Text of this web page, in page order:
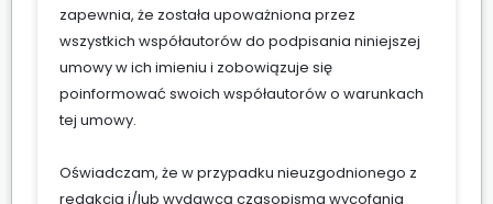
zapewnia, że została upoważniona przez
wszystkich współautorów do podpisania niniejszej
umowy w ich imieniu i zobowiązuje się
poinformować swoich współautorów o warunkach
tej umowy.
Oświadczam, że w przypadku nieuzgodnionego z
redakcją i/lub wydawcą czasopisma wycofania